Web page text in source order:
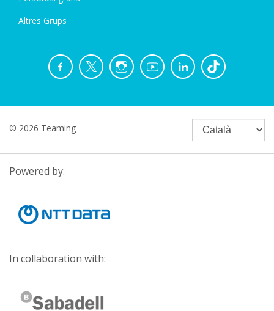
Altres Grups
© 2026 Teaming
Powered by:
In collaboration with: